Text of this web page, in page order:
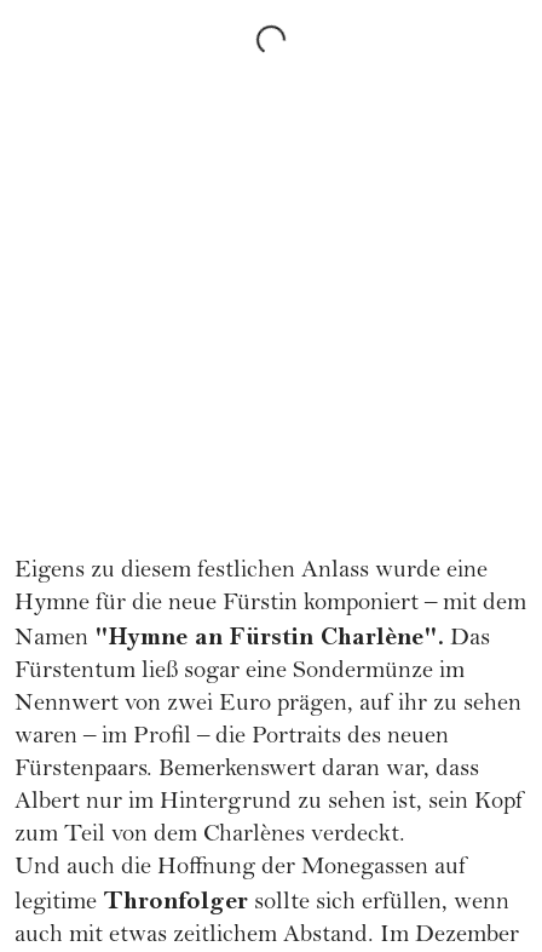
Eigens zu diesem festlichen Anlass wurde eine
Hymne für die neue Fürstin komponiert – mit dem
Namen "Hymne an Fürstin Charlène". Das
Fürstentum ließ sogar eine Sondermünze im
Nennwert von zwei Euro prägen, auf ihr zu sehen
waren – im Profil – die Portraits des neuen
Fürstenpaars. Bemerkenswert daran war, dass
Albert nur im Hintergrund zu sehen ist, sein Kopf
zum Teil von dem Charlènes verdeckt.
Und auch die Hoffnung der Monegassen auf
legitime Thronfolger sollte sich erfüllen, wenn
auch mit etwas zeitlichem Abstand. Im Dezember